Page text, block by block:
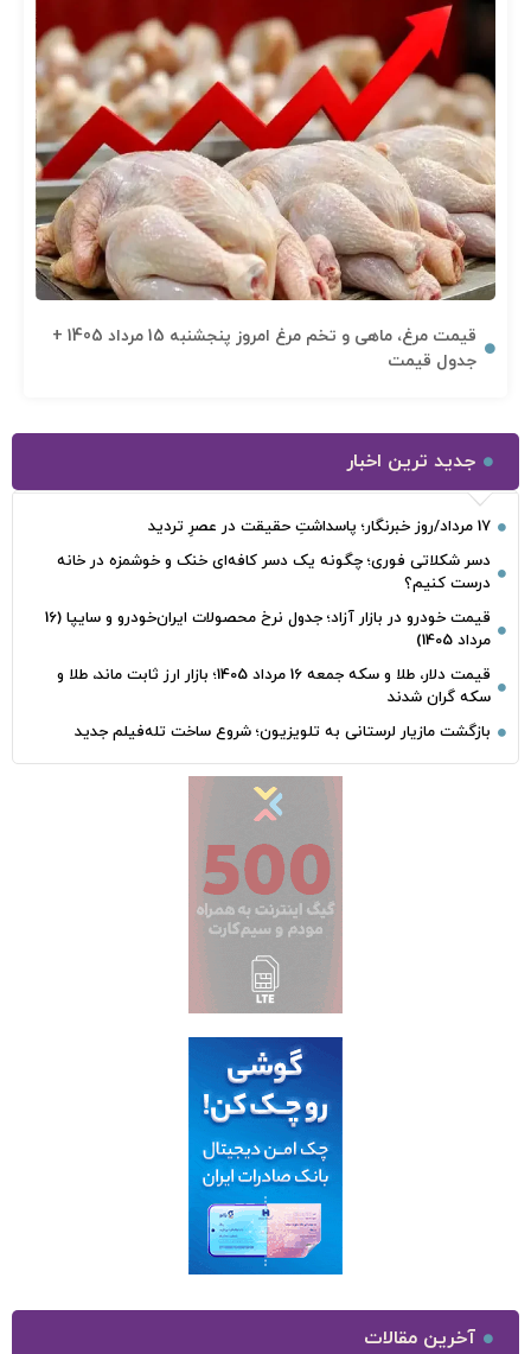
قیمت مرغ، ماهی و تخم مرغ امروز پنجشنبه 15 مرداد 1405 +
جدول قیمت
جدید ترین اخبار
17 مرداد/روز خبرنگار؛ پاسداشتِ حقیقت در عصرِ تردید
دسر شکلاتی فوری؛ چگونه یک دسر کافه‌ای خنک و خوشمزه در خانه
درست کنیم؟
قیمت خودرو در بازار آزاد؛ جدول نرخ محصولات ایران‌خودرو و سایپا (16
مرداد 1405)
قیمت دلار، طلا و سکه جمعه 16 مرداد 1405؛ بازار ارز ثابت ماند، طلا و
سکه گران شدند
بازگشت مازیار لرستانی به تلویزیون؛ شروع ساخت تله‌فیلم جدید
آخرین مقالات